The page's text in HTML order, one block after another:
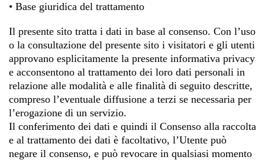
• Base giuridica del trattamento
Il presente sito tratta i dati in base al consenso. Con l’uso
o la consultazione del presente sito i visitatori e gli utenti
approvano esplicitamente la presente informativa privacy
e acconsentono al trattamento dei loro dati personali in
relazione alle modalità e alle finalità di seguito descritte,
compreso l’eventuale diffusione a terzi se necessaria per
l’erogazione di un servizio.
Il conferimento dei dati e quindi il Consenso alla raccolta
e al trattamento dei dati è facoltativo, l’Utente può
negare il consenso, e può revocare in qualsiasi momento